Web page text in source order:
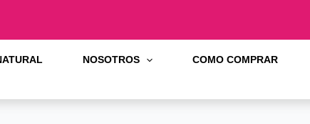
NOSOTROS COMO COMPRAR